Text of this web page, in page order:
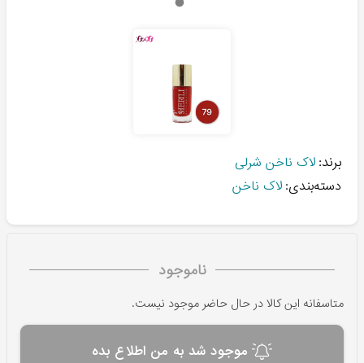
برند: لاک ناخن شرلی
دسته‌بندی: لاک ناخن
ناموجود
متاسفانه این کالا در حال حاضر موجود نیست.
موجود شد به من اطلاع بده